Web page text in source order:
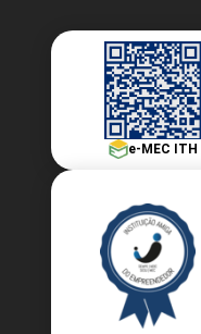
e-MEC ITH